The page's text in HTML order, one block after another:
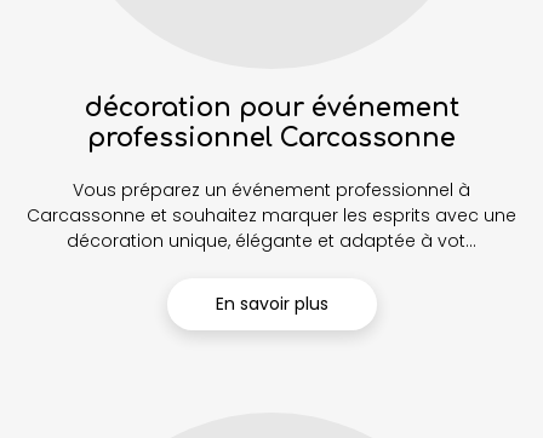
décoration pour événement
professionnel Carcassonne
Vous préparez un événement professionnel à
Carcassonne et souhaitez marquer les esprits avec une
décoration unique, élégante et adaptée à vot...
En savoir plus